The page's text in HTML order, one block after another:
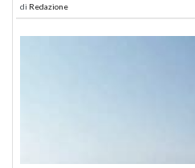
di Redazione